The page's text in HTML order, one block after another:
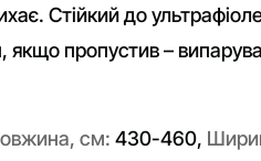
Стійкий до
пропустив –
см: 430-460,